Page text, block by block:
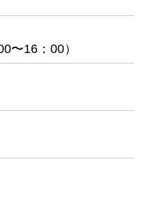
〜16：00）